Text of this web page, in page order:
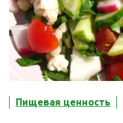
Пищевая ценность